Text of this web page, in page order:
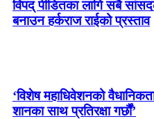
विपद् पीडितका लागि सबै
बनाउन हर्कराज राईको प्रस्ताव
‘विशेष महाधिवेशनको
शानका साथ प्रतिरक्षा गर्छौं’